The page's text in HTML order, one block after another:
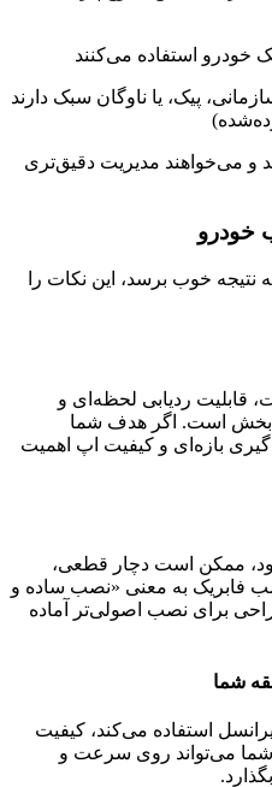
خودرو استفاده می‌کنند
پیک، یا ناوگان سبک دارند
و می‌خواهند مدیریت دقیق‌تری
خودرو
نتیجه خوب برسد، این نکات را
قابلیت ردیابی لحظه‌ای و
بخش است. اگر هدف شما
بازه‌ای و کیفیت اپ اهمیت
ممکن است دچار قطعی،
فابریک به معنی «نصب ساده و
برای نصب اصولی‌تر آماده
استفاده می‌کند، کیفیت
می‌تواند روی سرعت و